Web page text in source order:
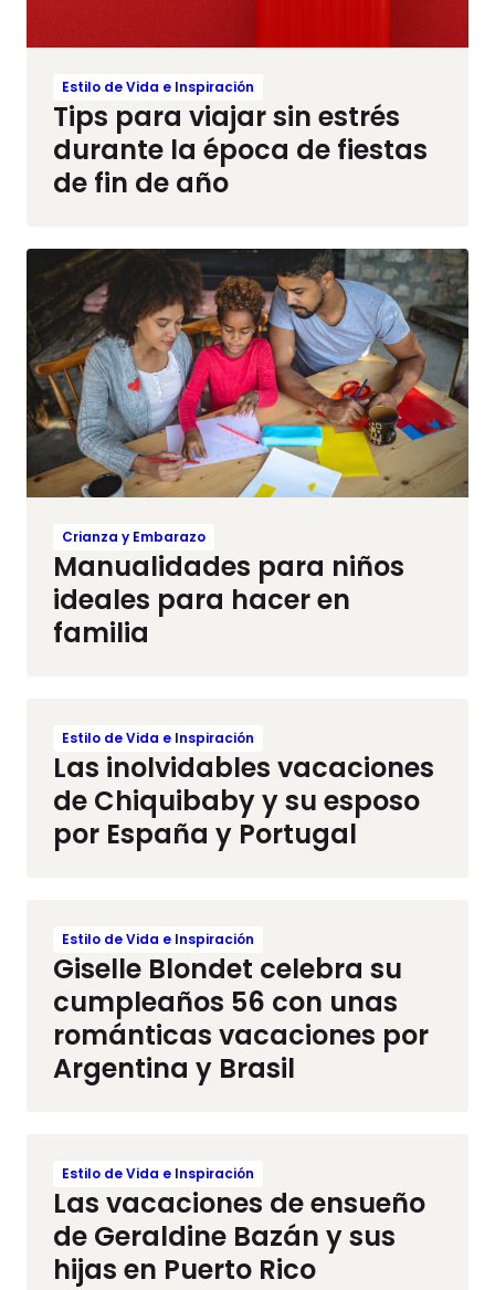
Estilo de Vida e Inspiración
Tips para viajar sin estrés
durante la época de fiestas
de fin de año
Crianza y Embarazo
Manualidades para niños
ideales para hacer en
familia
Estilo de Vida e Inspiración
Las inolvidables vacaciones
de Chiquibaby y su esposo
por España y Portugal
Estilo de Vida e Inspiración
Giselle Blondet celebra su
cumpleaños 56 con unas
románticas vacaciones por
Argentina y Brasil
Estilo de Vida e Inspiración
Las vacaciones de ensueño
de Geraldine Bazán y sus
hijas en Puerto Rico